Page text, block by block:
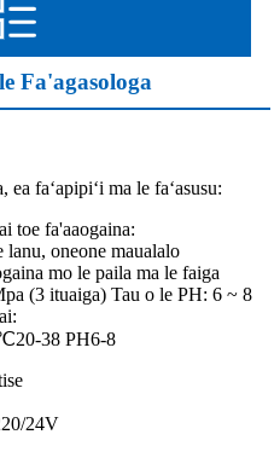
Fa'agasologa
ea faʻapipiʻi ma le faʻasusu:
toe fa'aaogaina:
lanu, oneone maualalo
mo le paila ma le faiga
(3 ituaiga) Tau o le PH: 6 ~ 8
38 PH6-8
24V